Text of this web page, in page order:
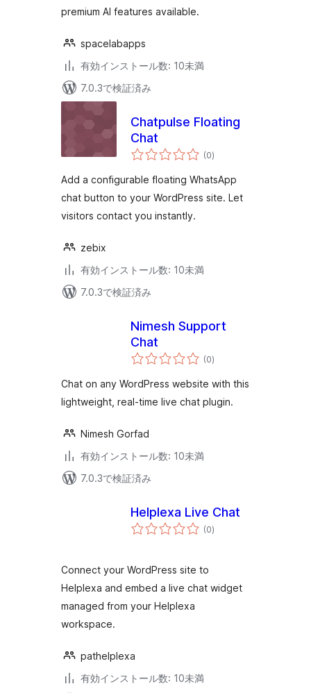
premium AI features available.
spacelabapps
有効インストール数: 10未満
7.0.3で検証済み
Chatpulse Floating
Chat
(0個
の
価
)
Add a configurable floating WhatsApp
chat button to your WordPress site. Let
visitors contact you instantly.
zebix
有効インストール数: 10未満
7.0.3で検証済み
Nimesh Support
Chat
(0個
の
価
)
Chat on any WordPress website with this
lightweight, real-time live chat plugin.
Nimesh Gorfad
有効インストール数: 10未満
7.0.3で検証済み
Helplexa Live Chat
(0個
の)
Connect your WordPress site to
Helplexa and embed a live chat widget
managed from your Helplexa
workspace.
pathelplexa
有効インストール数: 10未満